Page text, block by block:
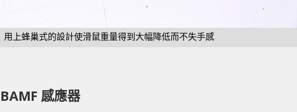
用上蜂巢式的設計使滑鼠重量得到大幅降低而不失手感
感應器